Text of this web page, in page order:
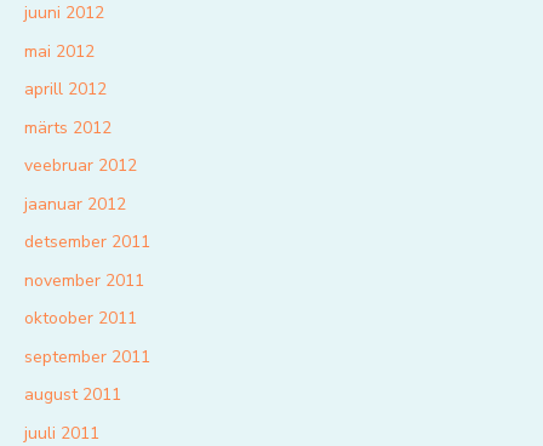
juuni 2012
mai 2012
aprill 2012
märts 2012
veebruar 2012
jaanuar 2012
detsember 2011
november 2011
oktoober 2011
september 2011
august 2011
juuli 2011